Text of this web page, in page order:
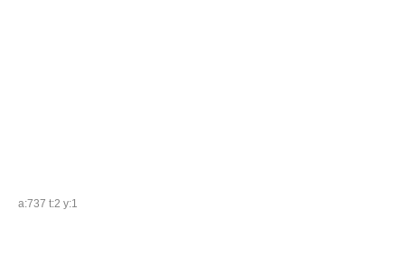
a:737 t:2 y:1